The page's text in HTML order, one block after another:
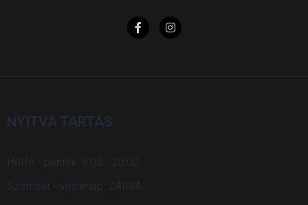
NYITVA TARTÁS
Hétfő - péntek: 8:00 - 20:00
Szombat - vasárnap: ZÁRVA